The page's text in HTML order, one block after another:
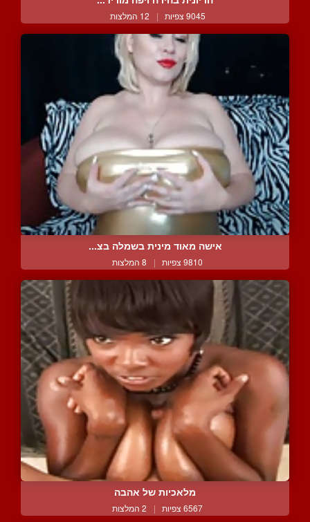
9045 צפיות | 12 המלצות
אישה מאוד מינית בשמלה בצ...
9810 צפיות | 8 המלצות
מלאכיות של אהבה
6567 צפיות | 2 המלצות